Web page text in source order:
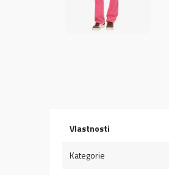
Vlastnosti
Kategorie